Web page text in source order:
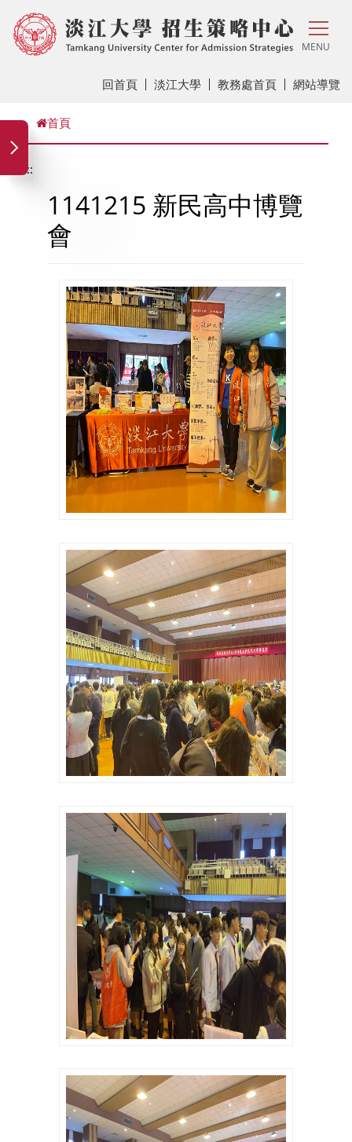
MENU
回首頁 淡江大學 教務處首頁 網站導覽
首頁
:::
1141215 新民高中博覽
會